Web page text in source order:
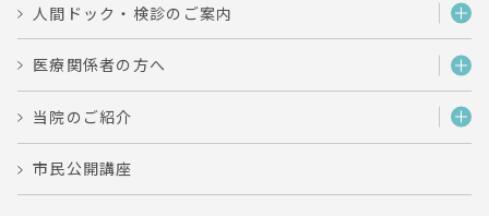
人間ドック・検診のご案内
医療関係者の方へ
当院のご紹介
市民公開講座